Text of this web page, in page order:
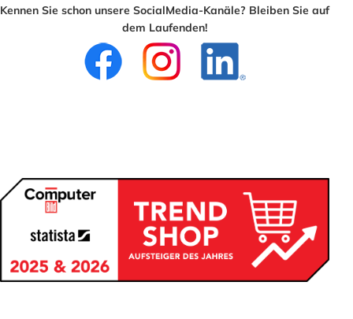
Kennen Sie schon unsere SocialMedia-Kanäle? Bleiben Sie auf
dem Laufenden!